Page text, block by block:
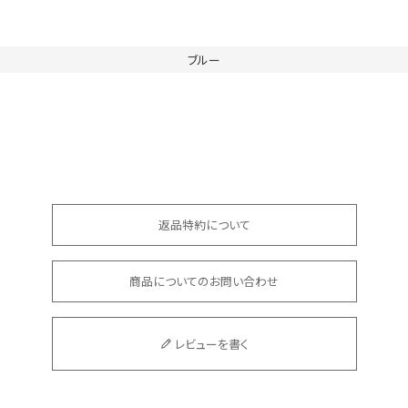
ブルー
返品特約について
商品についてのお問い合わせ
レビューを書く